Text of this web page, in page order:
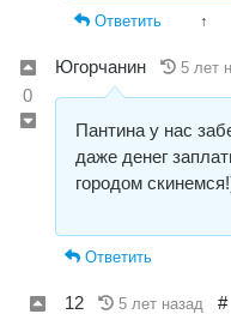
Ответить ↑
0
Югорчанин 5 лет
Пантина у нас
даже денег
городом
Ответить
12 5 лет назад #